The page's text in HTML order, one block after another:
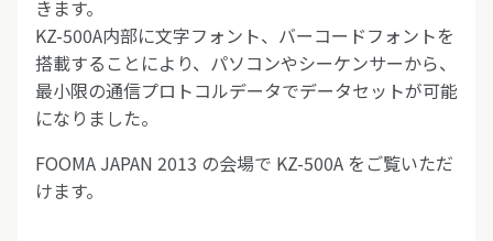
きます。
KZ-500A内部に文字フォント、バーコードフォントを
搭載することにより、パソコンやシーケンサーから、
最小限の通信プロトコルデータでデータセットが可能
になりました。
FOOMA JAPAN 2013 の会場で KZ-500A をご覧いただ
けます。